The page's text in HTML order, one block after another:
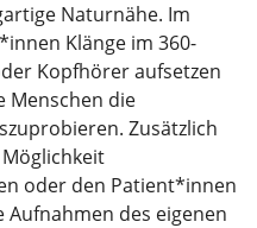
Naturnähe. Im
Klänge im 360-
Kopfhörer aufsetzen
Menschen die
Zusätzlich
oder den Patient*innen
Aufnahmen des eigenen